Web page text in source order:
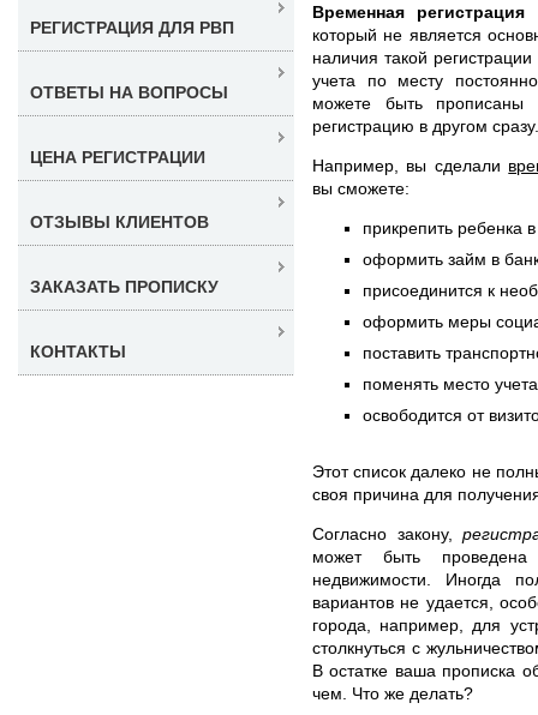
Временная регистрация
который не является
наличия такой
учета по месту
можете быть
регистрацию в другом
Например, вы сделали
вы сможете:
прикрепить ребенка
оформить займ в
присоединится к
оформить меры
поставить
поменять место
освободится от
Этот список далеко не
своя причина для
Согласно закону,
может быть
недвижимости. Иногда
вариантов не удается,
города, например, для
столкнуться с
В остатке ваша прописка
чем. Что же делать?
РЕГИСТРАЦИЯ ДЛЯ РВП
ОТВЕТЫ НА ВОПРОСЫ
ЦЕНА РЕГИСТРАЦИИ
ОТЗЫВЫ КЛИЕНТОВ
ЗАКАЗАТЬ ПРОПИСКУ
КОНТАКТЫ